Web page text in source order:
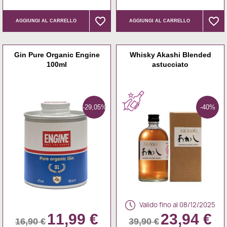
AGGIUNGI AL CARRELLO favorite_border
favorite_border AGGIUNGI AL CARRELLO favorite_border
favorite_border
Gin Pure Organic Engine
100ml
-29,05%
16,90 € 11,99 €
Whisky Akashi Blended
astucciato
-40%
Valido fino al 08/12/2025
39,90 € 23,94 €